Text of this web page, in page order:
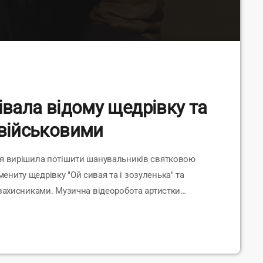
відому щедрівку та
вирішила потішити шанувальників святковою
щедрівку "Ой сивая та і зозуленька" та
Музична відеоробота артистки
відомої щедрівки увійшла до мініальбому